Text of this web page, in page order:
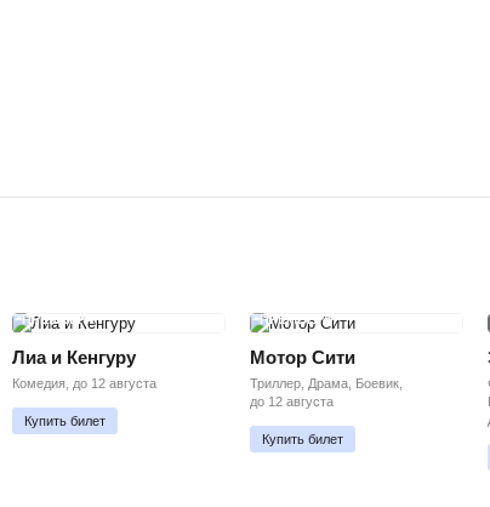
ПРЕМЬЕРА
Лиа и Кенгуру
Комедия, до 12 августа
Купить билет
ПРЕМЬЕРА
Мотор Сити
Триллер, Драма, Боевик,
до 12 августа
Купить билет